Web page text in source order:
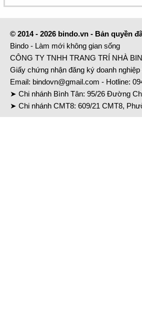
© 2014 - 2026 bindo.vn - Bản quyền
Bindo - Làm mới không gian sống
CÔNG TY TNHH TRANG TRÍ NHÀ
Giấy chứng nhận đăng ký doanh
Email: bindovn@gmail.com - Hotline:
➤ Chi nhánh Bình Tân: 95/26 Đường
➤ Chi nhánh CMT8: 609/21 CMT8,